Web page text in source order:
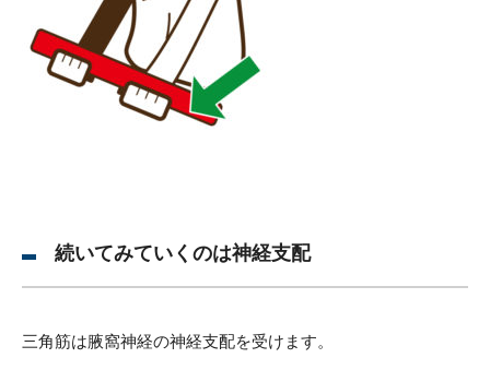
続いてみていくのは神経支配
三角筋は腋窩神経の神経支配を受けます。